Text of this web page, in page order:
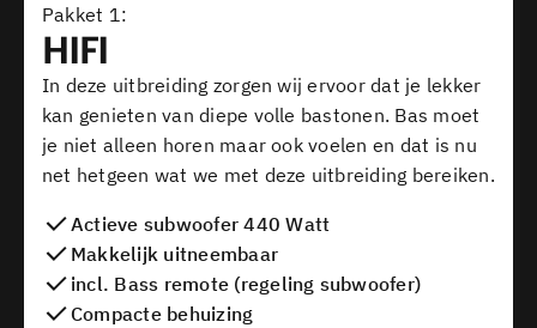
Pakket
HIFI
In deze uitbreiding zorgen wij ervoor dat je lekker
kan genieten van diepe volle bastonen. Bas moet
je niet alleen horen maar ook voelen en dat is nu
net hetgeen wat we met deze uitbreiding bereiken.
Actieve subwoofer 440 Watt
Makkelijk uitneembaar
incl. Bass remote (regeling subwoofer)
Compacte behuizing